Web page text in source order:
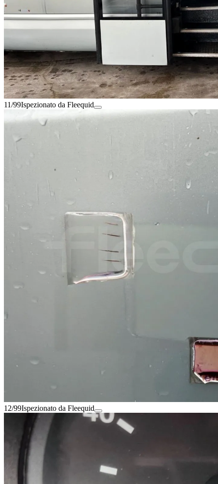
11/99Ispezionato da Fleequid
12/99Ispezionato da Fleequid